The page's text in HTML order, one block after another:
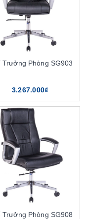
Trưởng Phòng SG903
3.267.000₫
Trưởng Phòng SG908